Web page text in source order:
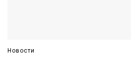
Новости